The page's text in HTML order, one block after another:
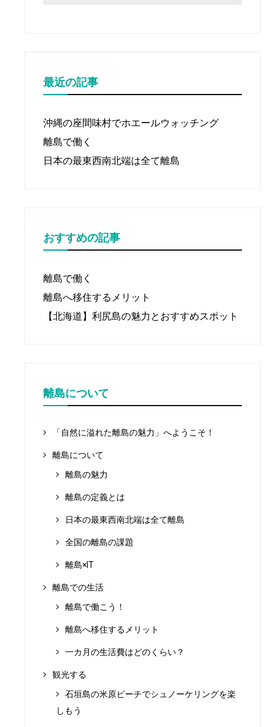
最近の記事
沖縄の座間味村でホエールウォッチング
離島で働く
日本の最東西南北端は全て離島
おすすめの記事
離島で働く
離島へ移住するメリット
【北海道】利尻島の魅力とおすすめスポット
離島について
「自然に溢れた離島の魅力」へようこそ！
離島について
離島の魅力
離島の定義とは
日本の最東西南北端は全て離島
全国の離島の課題
離島×IT
離島での生活
離島で働こう！
離島へ移住するメリット
一カ月の生活費はどのくらい？
観光する
石垣島の米原ビーチでシュノーケリングを楽
しもう